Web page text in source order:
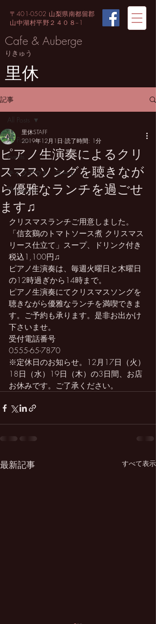
〒401-0502 山梨県南都留郡
山中湖村平野２４０８−1
Cafe & Auberge
里休
りきゅう
記事
All Posts
Events
テイクアウト フード
Philosophy
All Posts
ピアノ生演奏によるクリ
スマスソングを聴きなが
ら優雅なランチを過ごせ
ます♫
里休STAFF
2019年12月1日 読了時間: 1分
クリスマスランチご用意しました。
「信玄鷄のトマトソース煮 クリスマス
リース仕立て」スープ、ドリンク付き
税込1,100円♫
ピアノ生演奏は、毎週火曜日と木曜日
の12時過ぎから14時まで。
ピアノ生演奏にてクリスマスソングを
聴きながら優雅なランチを満喫できま
す。ご予約も承ります。是非お出かけ
下さいませ。
受付電話番号
0555-65-7870
※定休日のお知らせ。12月17日（火）
18日（水）19日（木）の3日間、お店
お休みです。ご了承ください。
最新記事 すべて表示